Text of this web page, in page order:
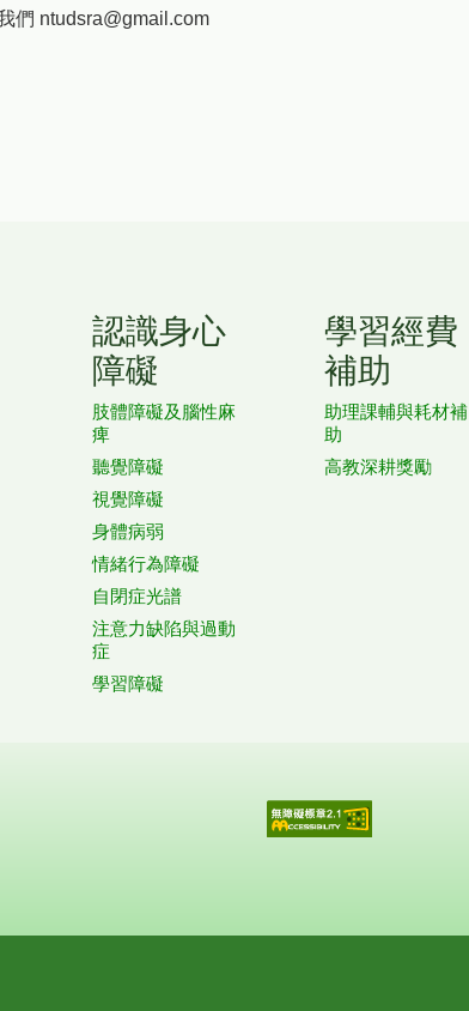
們 ntudsra@gmail.com
認識身心
障礙
肢體障礙及腦性麻
痺
聽覺障礙
視覺障礙
身體病弱
情緒行為障礙
自閉症光譜
注意力缺陷與過動
症
學習障礙
學習經費
補助
助理課輔與耗材補
助
高教深耕獎勵